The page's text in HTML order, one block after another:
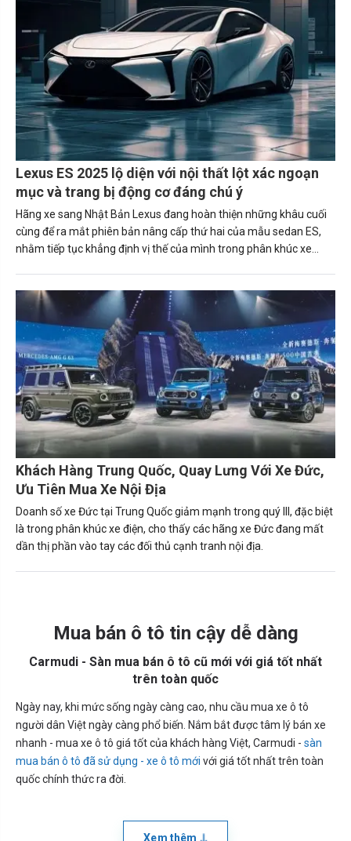
Lexus ES 2025 lộ diện với nội thất lột xác ngoạn
mục và trang bị động cơ đáng chú ý
Hãng xe sang Nhật Bản Lexus đang hoàn thiện những khâu cuối
cùng để ra mắt phiên bản nâng cấp thứ hai của mẫu sedan ES,
nhằm tiếp tục khẳng định vị thế của mình trong phân khúc xe
Khách Hàng Trung Quốc, Quay Lưng Với Xe Đức,
Ưu Tiên Mua Xe Nội Địa
Doanh số xe Đức tại Trung Quốc giảm mạnh trong quý III, đặc biệt
là trong phân khúc xe điện, cho thấy các hãng xe Đức đang mất
dần thị phần vào tay các đối thủ cạnh tranh nội địa.
Mua bán ô tô tin cậy dễ dàng
Carmudi - Sàn mua bán ô tô cũ mới với giá tốt nhất
trên toàn quốc
Ngày nay, khi mức sống ngày càng cao, nhu cầu mua xe ô tô
người dân Việt ngày càng phổ biến. Nắm bắt được tâm lý bán xe
nhanh - mua xe ô tô giá tốt của khách hàng Việt, Carmudi - sàn
mua bán ô tô đã sử dụng - xe ô tô mới với giá tốt nhất trên toàn
quốc chính thức ra đời.
Xem thêm